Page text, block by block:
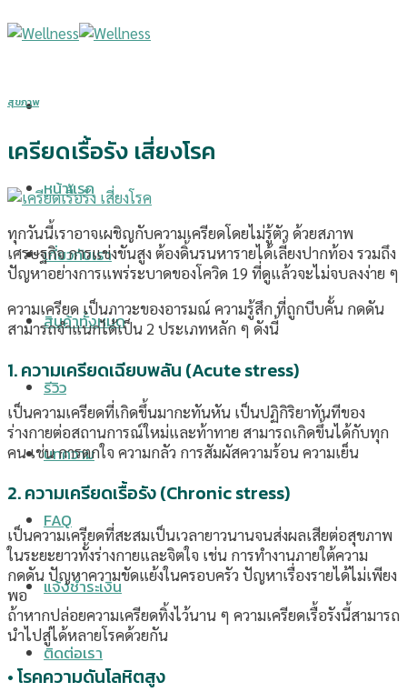
to
หน้าแรก
เกี่ยวกับเรา
สินค้าทั้งหมด
รีวิว
บทความ
FAQ
แจ้งชำระเงิน
ติดต่อเรา
สุขภาพ
เครียดเรื้อรัง เสี่ยงโรค
ทุกวันนี้เราอาจเผชิญกับความเครียดโดยไม่รู้ตัว ด้วยสภาพ
เศรษฐกิจ การแข่งขันสูง ต้องดิ้นรนหารายได้เลี้ยงปากท้อง รวมถึง
ปัญหาอย่างการแพร่ระบาดของโควิด 19 ที่ดูแล้วจะไม่จบลงง่าย ๆ
ความเครียด เป็นภาวะของอารมณ์ ความรู้สึก ที่ถูกบีบคั้น กดดัน
สามารถจำแนกได้เป็น 2 ประเภทหลัก ๆ ดังนี้
1. ความเครียดเฉียบพลัน (Acute stress)
เป็นความเครียดที่เกิดขึ้นมากะทันหัน เป็นปฏิกิริยาทันทีของ
ร่างกายต่อสถานการณ์ใหม่และท้าทาย สามารถเกิดขึ้นได้กับทุก
คน เช่น การตกใจ ความกลัว การสัมผัสความร้อน ความเย็น
2. ความเครียดเรื้อรัง (Chronic stress)
เป็นความเครียดที่สะสมเป็นเวลายาวนานจนส่งผลเสียต่อสุขภาพ
ในระยะยาวทั้งร่างกายและจิตใจ เช่น การทำงานภายใต้ความ
กดดัน ปัญหาความขัดแย้งในครอบครัว ปัญหาเรื่องรายได้ไม่เพียง
พอ
ถ้าหากปล่อยความเครียดทิ้งไว้นาน ๆ ความเครียดเรื้อรังนี้สามารถ
นำไปสู่ได้หลายโรคด้วยกัน
• โรคความดันโลหิตสูง